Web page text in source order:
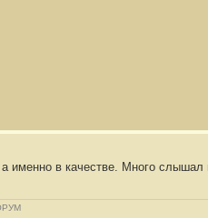
именно в качестве. Много слышал